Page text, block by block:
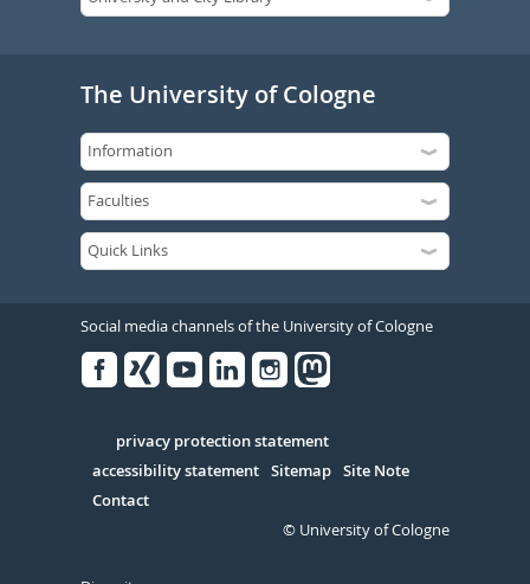
The University of Cologne
Social media channels of the University of Cologne
Serivce
privacy protection statement
accessibility statement Sitemap Site Note
Contact
© University of Cologne